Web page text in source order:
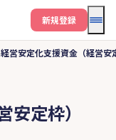
メ
新規登録
経営安定化支援資金（経営安
定枠）